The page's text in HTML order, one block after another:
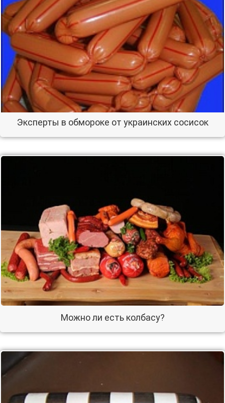
Эксперты в обмороке от украинских сосисок
Можно ли есть колбасу?